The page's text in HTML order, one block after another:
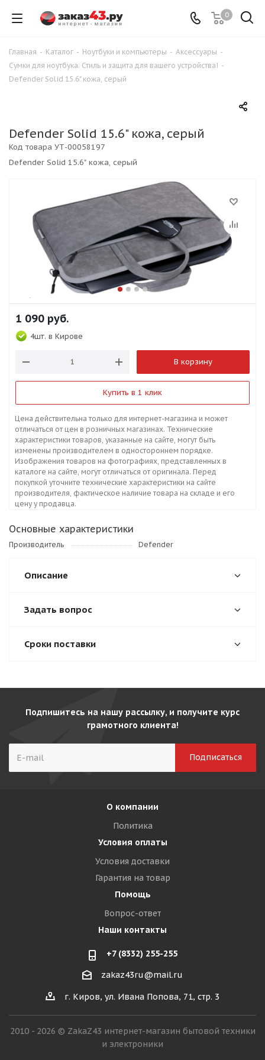
0
Главная - Каталог - Ноутбуки и компьютеры - Аксессуары -
Сумки для ноутбука: Стиль и защита для вашего устройства! -
Defender Solid 15.6" кожа, серый
Defender Solid 15.6" кожа, серый
Defender Solid 15.6" кожа, серый
Код товара УТ-00058197
1 090 руб.
4шт. в Кирове
В корзину
Купить в 1 клик
Цена действительна только для интернет-магазина и может
отличаться от цен в розничных магазинах. Технические
характеристики товаров, указанные на сайте, могут быть
изменены производителем в одностороннем порядке.
Изображения товаров на фотографиях, представленных в
каталоге на сайте, могут отличаться от оригинала. Перед
покупкой уточните технические характеристики на сайте
производителя, фактическое наличие товара на складе и его
цену у продавца.
Основные характеристики
Производитель Defender
Описание
Задать вопрос
Сроки поставки
Подпишитесь на нашу рассылку, и получите курс
грамотного клиента!
О компании
Политика
Условия оплаты
Условия доставки
Гарантия на товар
Помощь
Вопрос-ответ
Наши контакты
+7 (8332) 255-255
zakaz43ru@mail.ru
г. Киров, ул. Ивана Попова, 71, стр. 3
2010 - 2026 © ZakaZ43 интернет-магазин бытовой техники
и электроники